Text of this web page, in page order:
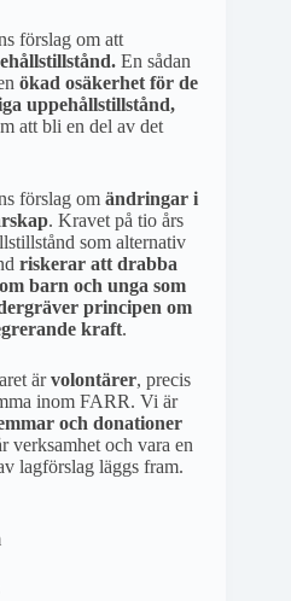
förslag om att
En sådan
ökad osäkerhet för de
uppehållstillstånd,
att bli en del av det
förslag om ändringar i
. Kravet på tio års
som alternativ
riskerar att drabba
barn och unga som
principen om
kraft.
ärvolontärer, precis
inom FARR. Vi är
och donationer
verksamhet och vara en
lagförslag läggs fram.